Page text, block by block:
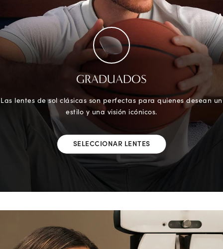
GRADUADOS
Las lentes de sol clásicas son perfectas para quienes desean un
estilo y una visión icónicos.
SELECCIONAR LENTES